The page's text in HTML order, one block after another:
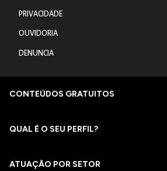
PRIVACIDADE
OUVIDORIA
DENUNCIA
CONTEÚDOS GRATUITOS
QUAL É O SEU PERFIL?
ATUAÇÃO POR SETOR